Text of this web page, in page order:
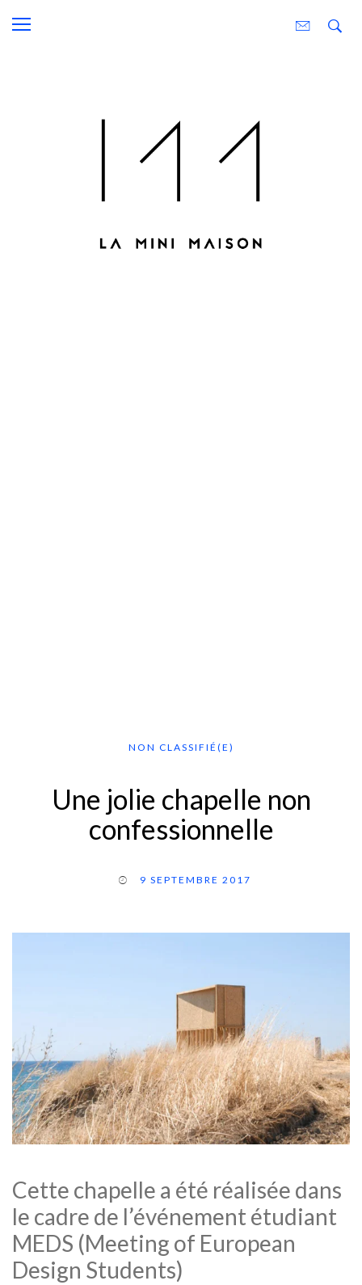
NON CLASSIFIÉ(E)
Une jolie chapelle non
confessionnelle
9 SEPTEMBRE 2017
Cette chapelle a été réalisée dans
le cadre de l’événement étudiant
MEDS (Meeting of European
Design Students)